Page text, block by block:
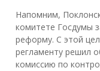
Напомним,
комитете Госдумы
реформу. С этой
регламенту решил
комиссию по